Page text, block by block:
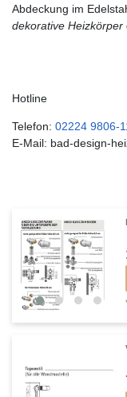
Abdeckung im
dekorative Heizkörper
Hotline
Telefon: 02224 9806-
E-Mail: bad-design-